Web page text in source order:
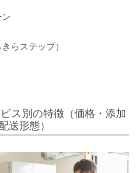
らステップ）
ス別の特徴（価格・添加
送形態）